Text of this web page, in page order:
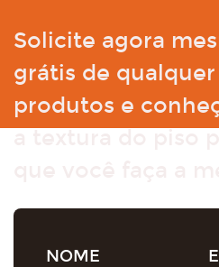
Solicite agora
grátis de
produtos e
NOME